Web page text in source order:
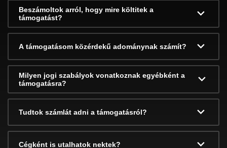
Beszámoltok arról, hogy mire költitek a
támogatást?
A támogatásom közérdekű adománynak számít?
Milyen jogi szabályok vonatkoznak egyébként a
támogatásra?
Tudtok számlát adni a támogatásról?
Cégként is utalhatok nektek?